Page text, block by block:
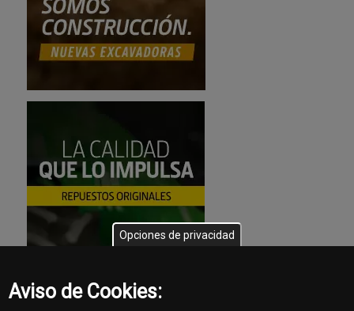
Opciones de privacidad
Aviso de Cookies: